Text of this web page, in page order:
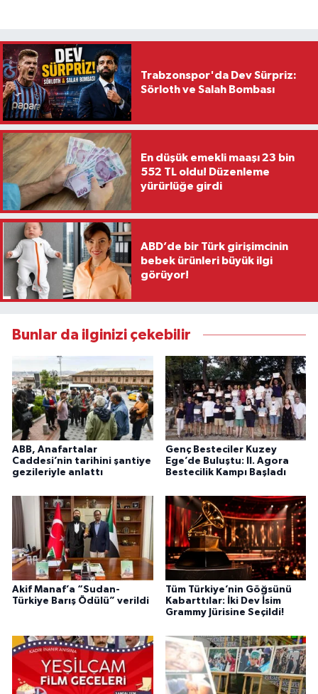
Trabzonspor'da Dev Sürpriz:
Sörloth ve Salah Bombası
En düşük emekli maaşı 23 bin
552 TL oldu! Düzenleme
yürürlüğe girdi
ABD’de bir Türk girişimcinin
bebek ürünleri büyük ilgi
görüyor!
Bunlar da ilginizi çekebilir
ABB, Anafartalar
Caddesi’nin tarihini şantiye
gezileriyle anlattı
Genç Besteciler Kuzey
Ege’de Buluştu: II. Agora
Bestecilik Kampı Başladı
Akif Manaf’a “Sudan-
Türkiye Barış Ödülü” verildi
Tüm Türkiye’nin Göğsünü
Kabarttılar: İki Dev İsim
Grammy Jürisine Seçildi!